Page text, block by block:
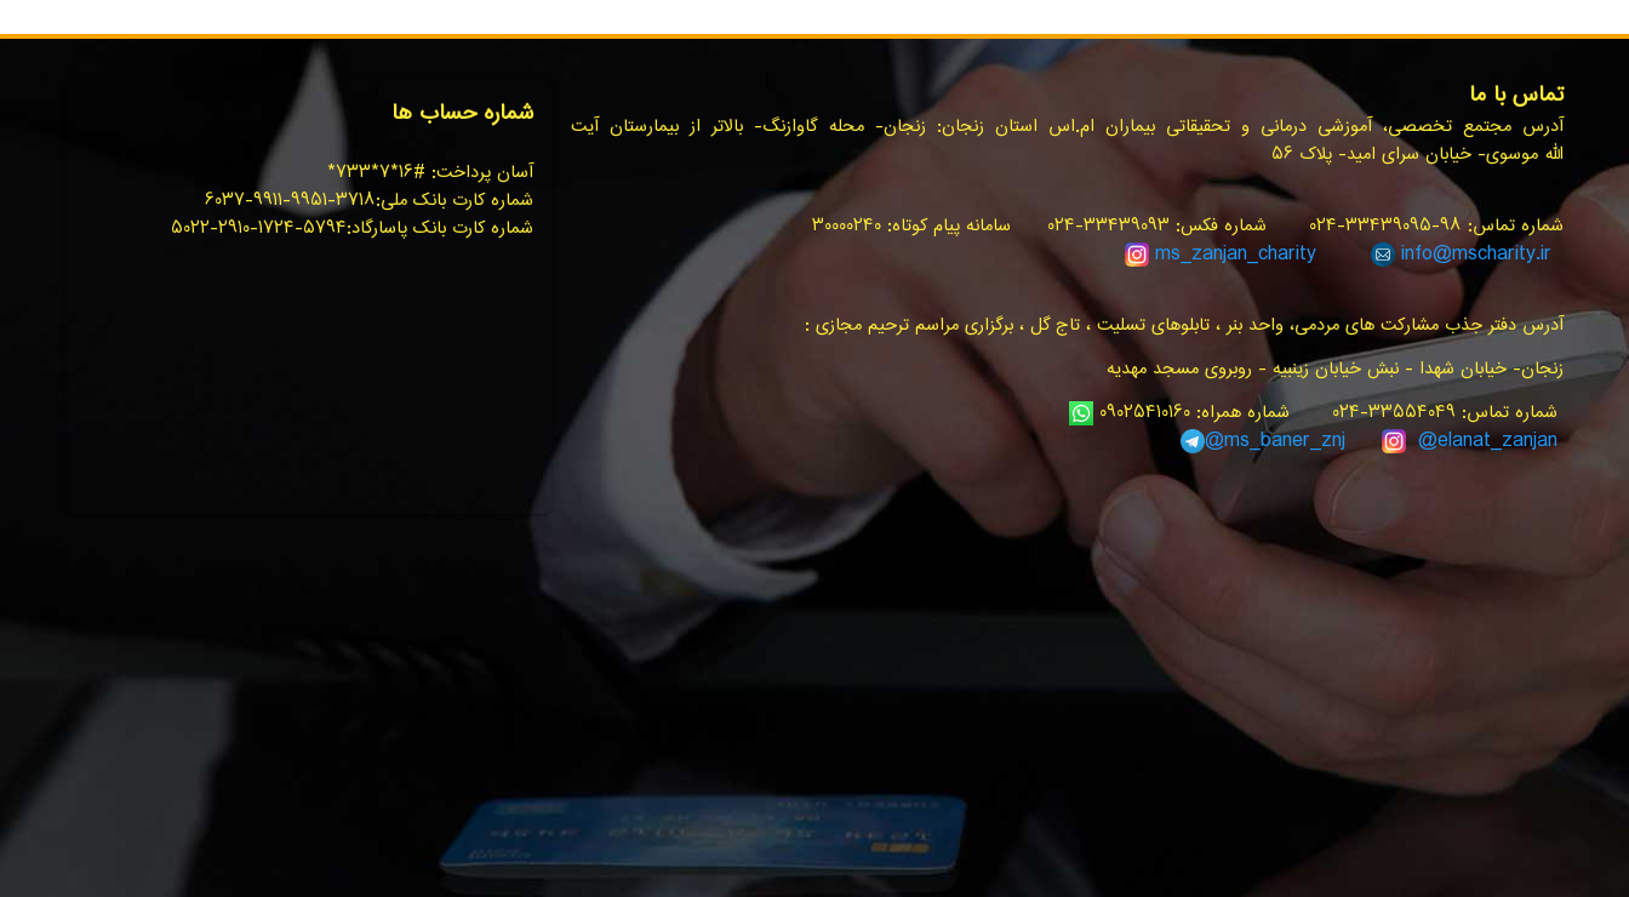
تماس با ما
آدرس مجتمع تخصصی، آموزشی درمانی و تحقیقاتی بیماران ام.اس استان زنجان: زنجان- محله گاوازنگ- بالاتر از بیمارستان آیت
الله موسوی- خیابان سرای امید- پلاک ۵۶
شماره تماس: ۹۸-۳۳۴۳۹۰۹۵-۰۲۴ شماره فکس: ۳۳۴۳۹۰۹۳-۰۲۴ سامانه پیام کوتاه: ۳۰۰۰۰۲۴۰
ms_zanjan_charity info@mscharity.ir
آدرس دفتر جذب مشارکت های مردمی، واحد بنر ، تابلوهای تسلیت ، تاج گل ، برگزاری مراسم ترحیم مجازی :
زنجان- خیابان شهدا - نبش خیابان زینبیه - روبروی مسجد مهدیه
شماره تماس: ۳۳۵۵۴۰۴۹-۰۲۴ شماره همراه: ۰۹۰۲۵۴۱۰۱۶۰
ms_baner_znj
@elanat_zanjan@
شماره حساب ها
آسان پرداخت: #۱۶*۷*۷۳۳*
شماره کارت بانک ملی:۳۷۱۸-۹۹۵۱-۹۹۱۱-۶۰۳۷
شماره کارت بانک پاسارگاد:۵۷۹۴-۱۷۲۴-۲۹۱۰-۵۰۲۲